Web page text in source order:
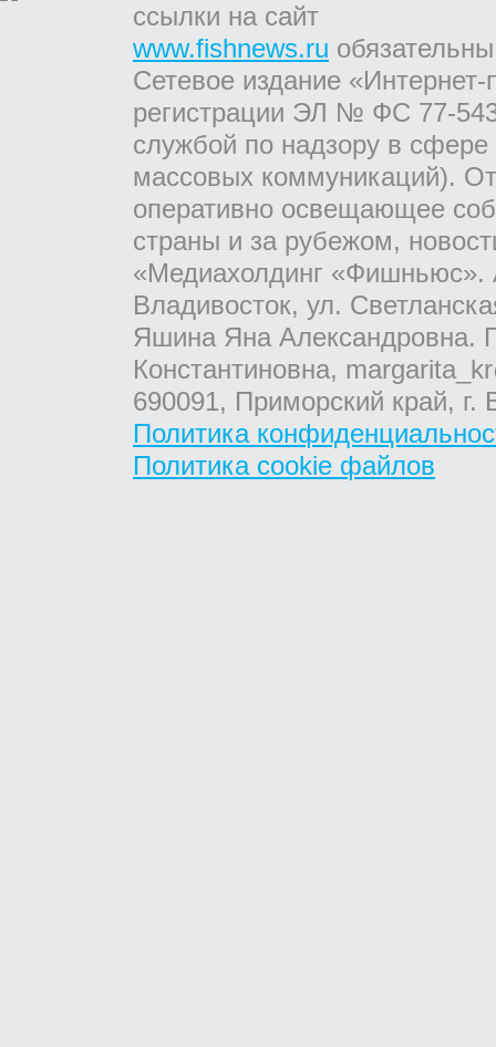
ссылки на сайт
www.fishnews.ru
Сетевое издание
регистрации ЭЛ № ФС 77-
службой по надзору в
массовых коммуникаций).
оперативно освещающее
страны и за рубежом,
«Медиахолдинг «Фишньюс».
Владивосток, ул.
Яшина Яна Александровна.
Константиновна,
690091, Приморский край,
Политика
Политика cookie файлов